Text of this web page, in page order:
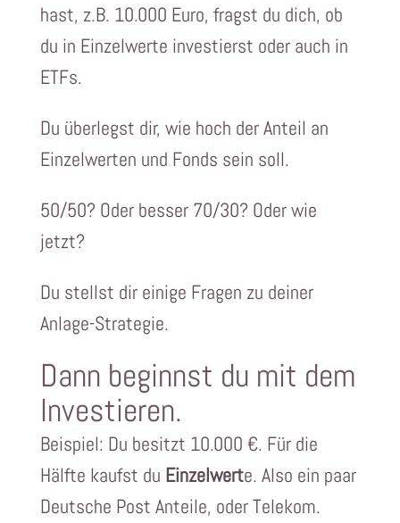
hast, z.B. 10.000 Euro, fragst du dich, ob
du in Einzelwerte investierst oder auch in
ETFs.
Du überlegst dir, wie hoch der Anteil an
Einzelwerten und Fonds sein soll.
50/50? Oder besser 70/30? Oder wie
jetzt?
Du stellst dir einige Fragen zu deiner
Anlage-Strategie.
Dann beginnst du mit dem
Investieren.
Beispiel: Du besitzt 10.000 €. Für die
Hälfte kaufst du Einzelwerte. Also ein paar
Deutsche Post Anteile, oder Telekom.